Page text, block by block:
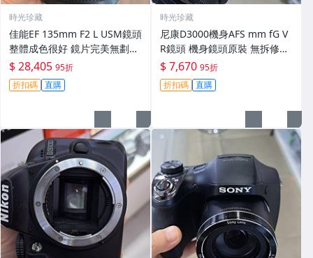
時光珍藏
佳能EF 135mm F2 L USM鏡頭
整體成色很好 鏡片完美無劃痕
功能一切正常 無拆修無-3430
$ 28,405 95折
折扣碼 直購
時光珍藏
尼康D3000機身AFS mm fG V
R鏡頭 機身鏡頭原裝 無拆修無
翻新 有輕微使用痕跡 鏡頭-34
30
$ 7,670 95折
折扣碼 直購